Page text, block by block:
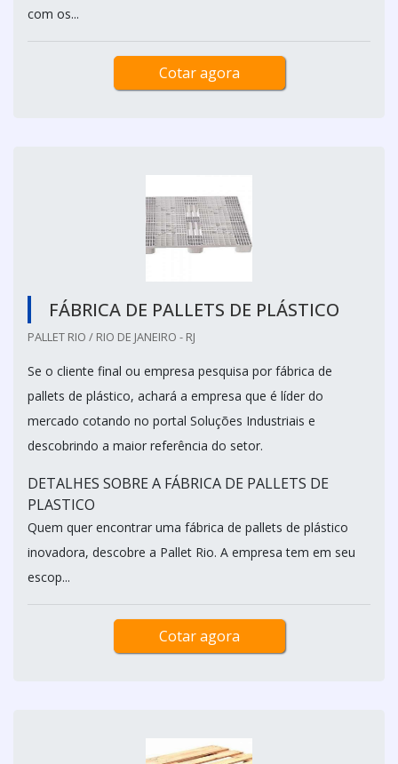
com os...
Cotar agora
FÁBRICA DE PALLETS DE PLÁSTICO
PALLET RIO / RIO DE JANEIRO - RJ
Se o cliente final ou empresa pesquisa por fábrica de
pallets de plástico, achará a empresa que é líder do
mercado cotando no portal Soluções Industriais e
descobrindo a maior referência do setor.
DETALHES SOBRE A FÁBRICA DE PALLETS DE
PLASTICO
Quem quer encontrar uma fábrica de pallets de plástico
inovadora, descobre a Pallet Rio. A empresa tem em seu
escop...
Cotar agora